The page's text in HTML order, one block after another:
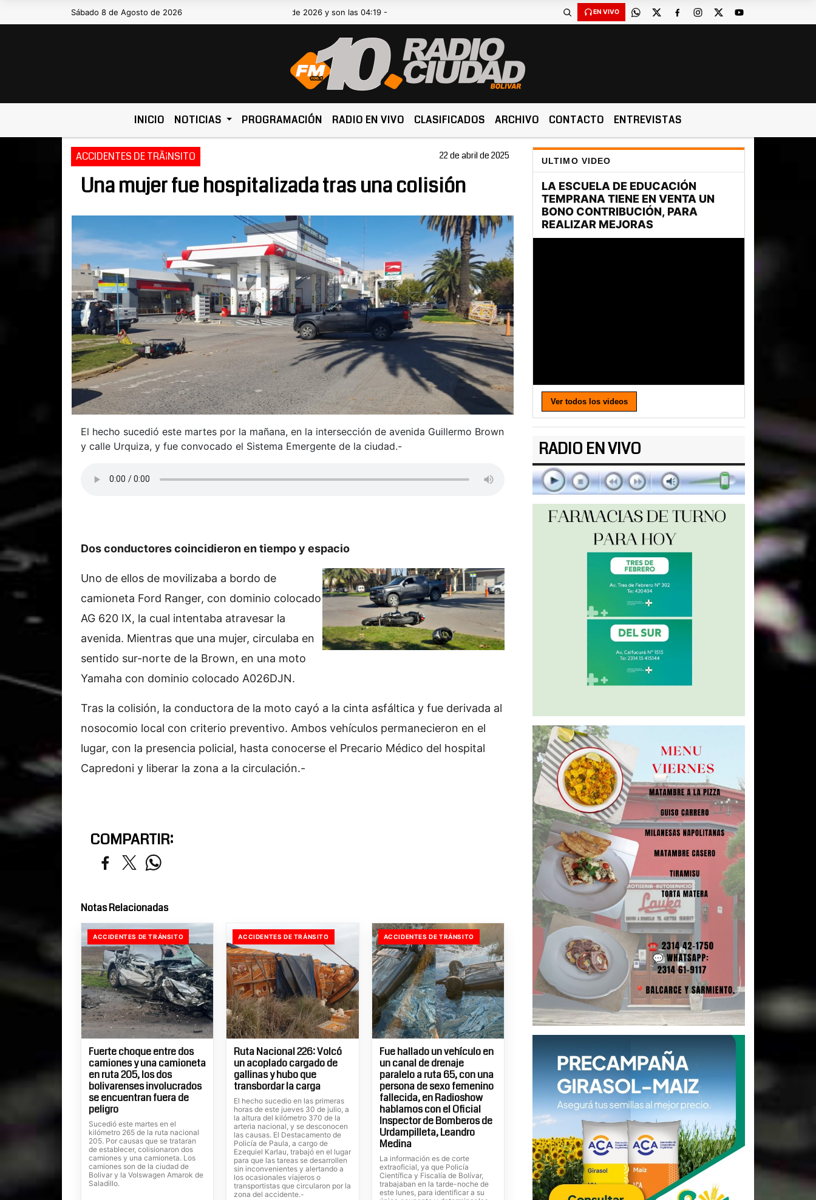
Sábado 8 de Agosto de 2026Hoy es Sábado 8 de Agosto de 2026 y son las 04:19 - EN VIVO
INICIO NOTICIAS PROGRAMACIÓN RADIO EN VIVO CLASIFICADOS ARCHIVO CONTACTO ENTREVISTAS
ACCIDENTES DE TRÃ¡NSITO 22 de abril de 2025
Una mujer fue hospitalizada tras una colisión
El hecho sucedió este martes por la mañana, en la intersección de avenida Guillermo Brown
y calle Urquiza, y fue convocado el Sistema Emergente de la ciudad.-
Dos conductores coincidieron en tiempo y espacio
Uno de ellos de movilizaba a bordo de
camioneta Ford Ranger, con dominio colocado
AG 620 IX, la cual intentaba atravesar la
avenida. Mientras que una mujer, circulaba en
sentido sur-norte de la Brown, en una moto
Yamaha con dominio colocado A026DJN.
Tras la colisión, la conductora de la moto cayó a la cinta asfáltica y fue derivada al
nosocomio local con criterio preventivo. Ambos vehículos permanecieron en el
lugar, con la presencia policial, hasta conocerse el Precario Médico del hospital
Capredoni y liberar la zona a la circulación.-
COMPARTIR:
Notas Relacionadas
ACCIDENTES DE TRÁNSITO
Fuerte choque entre dos
camiones y una camioneta
en ruta 205, los dos
bolivarenses involucrados
se encuentran fuera de
peligro
Sucedió este martes en el
kilómetro 265 de la ruta nacional
205. Por causas que se trataran
de establecer, colisionaron dos
camiones y una camioneta. Los
camiones son de la ciudad de
Bolivar y la Volswagen Amarok de
Saladillo.
ACCIDENTES DE TRÁNSITO
Ruta Nacional 226: Volcó
un acoplado cargado de
gallinas y hubo que
transbordar la carga
El hecho sucedio en las primeras
horas de este jueves 30 de julio, a
la altura del kilómetro 370 de la
arteria nacional, y se desconocen
las causas. El Destacamento de
Policía de Paula, a cargo de
Ezequiel Karlau, trabajó en el lugar
para que las tareas se desarrollen
sin inconvenientes y alertando a
los ocasionales viajeros o
transportistas que circularon por la
zona del accidente.-
ACCIDENTES DE TRÁNSITO
Fue hallado un vehículo en
un canal de drenaje
paralelo a ruta 65, con una
persona de sexo femenino
fallecida, en Radioshow
hablamos con el Oficial
Inspector de Bomberos de
Urdampilleta, Leandro
Medina
La información es de corte
extraoficial, ya que Policía
Científica y Fiscalía de Bolívar,
trabajaban en la tarde-noche de
este lunes, para identificar a su
ULTIMO VIDEO
Ver todos los videos
RADIO EN VIVO